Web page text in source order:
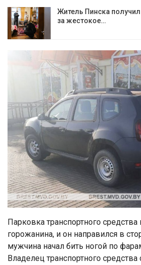
Житель Пинска
за жестокое…
Парковка транспортного
горожанина, и он направился в
мужчина начал бить ногой по
Владелец транспортного